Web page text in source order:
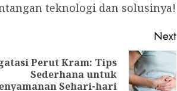
teknologi dan solusinya!
Next
Perut Kram: Tips
Sederhana untuk
Sehari-hari